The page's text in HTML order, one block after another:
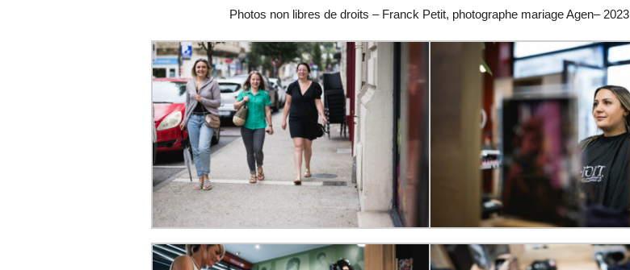
Photos non libres de droits – Franck Petit, photographe mariage Agen– 2023